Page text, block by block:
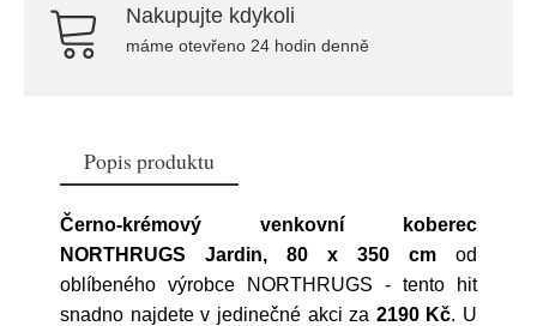
Nakupujte kdykoli
máme otevřeno 24 hodin denně
Popis produktu
Černo-krémový venkovní koberec
NORTHRUGS Jardin, 80 x 350 cm od
oblíbeného výrobce
NORTHRUGS - tento hit
snadno najdete v jedinečné akci za 2190 Kč. U